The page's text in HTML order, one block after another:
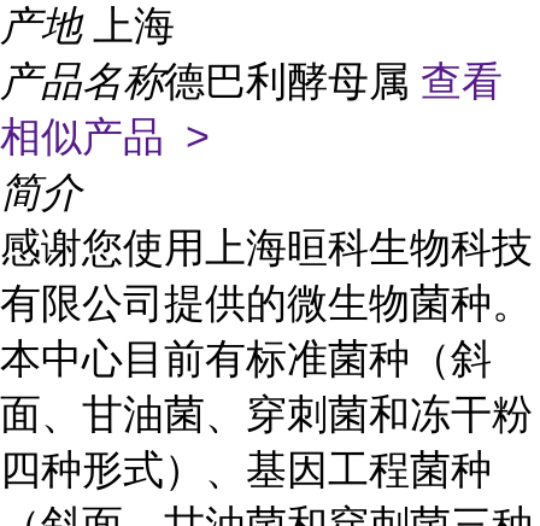
产地
上海
产品名称德巴利酵母属 查看
相似产品 >
简介
感谢您使用上海晅科生物科技
有限公司提供的微生物菌种。
本中心目前有标准菌种（斜
面、甘油菌、穿刺菌和冻干粉
四种形式）、基因工程菌种